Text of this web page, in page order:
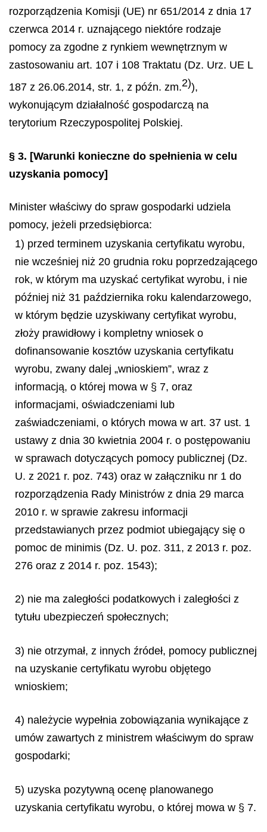
rozporządzenia Komisji (UE) nr 651/2014 z dnia 17
czerwca 2014 r. uznającego niektóre rodzaje
pomocy za zgodne z rynkiem wewnętrznym w
zastosowaniu art. 107 i 108 Traktatu (Dz. Urz. UE L
187 z 26.06.2014, str. 1, z późn. zm.2)),
wykonującym działalność gospodarczą na
terytorium Rzeczypospolitej Polskiej.
§ 3. [Warunki konieczne do spełnienia w celu
uzyskania pomocy]
Minister właściwy do spraw gospodarki udziela
pomocy, jeżeli przedsiębiorca:
1) przed terminem uzyskania certyfikatu wyrobu,
nie wcześniej niż 20 grudnia roku poprzedzającego
rok, w którym ma uzyskać certyfikat wyrobu, i nie
później niż 31 października roku kalendarzowego,
w którym będzie uzyskiwany certyfikat wyrobu,
złoży prawidłowy i kompletny wniosek o
dofinansowanie kosztów uzyskania certyfikatu
wyrobu, zwany dalej „wnioskiem”, wraz z
informacją, o której mowa w § 7, oraz
informacjami, oświadczeniami lub
zaświadczeniami, o których mowa w art. 37 ust. 1
ustawy z dnia 30 kwietnia 2004 r. o postępowaniu
w sprawach dotyczących pomocy publicznej (Dz.
U. z 2021 r. poz. 743) oraz w załączniku nr 1 do
rozporządzenia Rady Ministrów z dnia 29 marca
2010 r. w sprawie zakresu informacji
przedstawianych przez podmiot ubiegający się o
pomoc de minimis (Dz. U. poz. 311, z 2013 r. poz.
276 oraz z 2014 r. poz. 1543);
2) nie ma zaległości podatkowych i zaległości z
tytułu ubezpieczeń społecznych;
3) nie otrzymał, z innych źródeł, pomocy publicznej
na uzyskanie certyfikatu wyrobu objętego
wnioskiem;
4) należycie wypełnia zobowiązania wynikające z
umów zawartych z ministrem właściwym do spraw
gospodarki;
5) uzyska pozytywną ocenę planowanego
uzyskania certyfikatu wyrobu, o której mowa w § 7.